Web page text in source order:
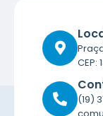
CEP:
(19)